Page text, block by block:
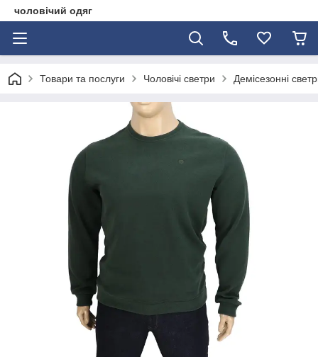
чоловічий одяг
Товари та послуги Чоловічі светри Демісезонні